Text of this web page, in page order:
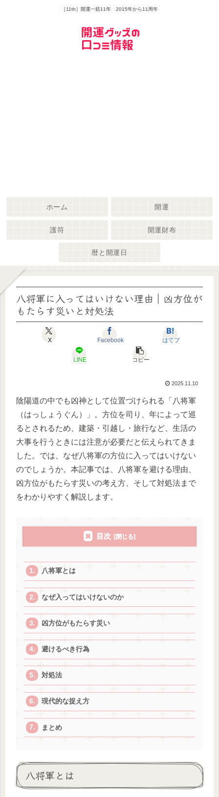
［11th］開運一筋11年 2015年から11周年
ホーム 開運
護符 開運財布
暦と開運日
八将軍に入ってはいけない理由｜凶方位が
もたらす災いと対処法
X Facebook はてブ
LINE コピー
2025.11.10
陰陽道の中でも凶神として位置づけられる「八将軍
（はっしょうぐん）」。方位を司り、年によって巡
るとされるため、建築・引越し・旅行など、生活の
大事を行うときには注意が必要だと伝えられてきま
した。では、なぜ八将軍の方位に入ってはいけない
のでしょうか。本記事では、八将軍を避ける理由、
凶方位がもたらす災いの考え方、そして対処法まで
をわかりやすく解説します。
目次
八将軍とは
なぜ入ってはいけないのか
凶方位がもたらす災い
避けるべき行為
対処法
現代的な捉え方
まとめ
八将軍とは